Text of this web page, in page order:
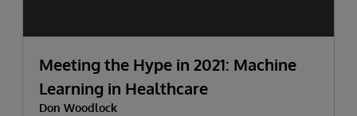
Meeting the Hype in 2021: Machine
Learning in Healthcare
Don Woodlock